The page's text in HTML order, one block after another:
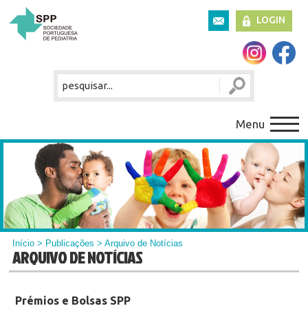
LOGIN
Menu
Início > Publicações > Arquivo de Notícias
ARQUIVO DE NOTÍCIAS
Prémios e Bolsas SPP